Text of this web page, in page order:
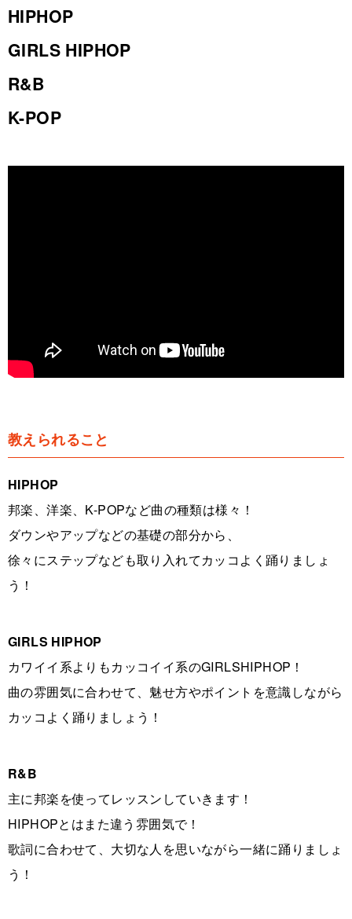
HIPHOP
GIRLS HIPHOP
R&B
K-POP
教えられること
HIPHOP
邦楽、洋楽、K-POPなど曲の種類は様々！
ダウンやアップなどの基礎の部分から、
徐々にステップなども取り入れてカッコよく踊りましょ
う！
GIRLS HIPHOP
カワイイ系よりもカッコイイ系のGIRLSHIPHOP！
曲の雰囲気に合わせて、魅せ方やポイントを意識しながら
カッコよく踊りましょう！
R&B
主に邦楽を使ってレッスンしていきます！
HIPHOPとはまた違う雰囲気で！
歌詞に合わせて、大切な人を思いながら一緒に踊りましょ
う！